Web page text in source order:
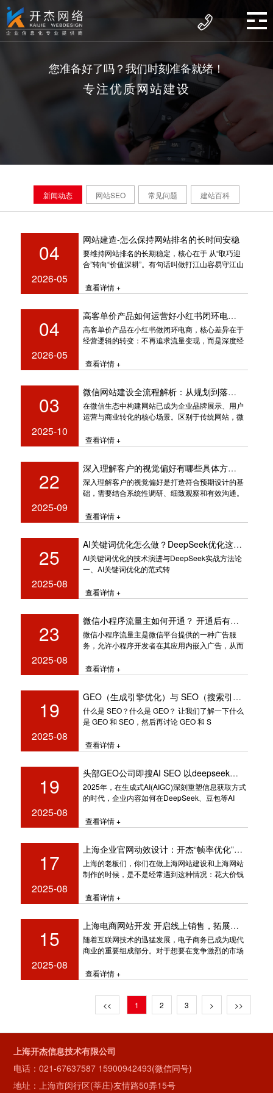
您准备好了吗？我们时刻准备就绪！
专注优质网站建设
新闻动态 网站SEO 常见问题 建站百科
04
2026-05
网站建造-怎么保持网站排名的长时间安稳
要维持网站排名的长期稳定，核心在于 从“取巧迎
合”转向“价值深耕”。有句话叫做打江山容易守江山
查看详情 +
04
2026-05
高客单价产品如何运营好小红书闭环电商？
高客单价产品在小红书做闭环电商，核心差异在于
经营逻辑的转变：不再追求流量变现，而是深度经
查看详情 +
03
2025-10
微信网站建设全流程解析：从规划到落地的系统指南
在微信生态中构建网站已成为企业品牌展示、用户
运营与商业转化的核心场景。区别于传统网站，微
查看详情 +
22
2025-09
深入理解客户的视觉偏好有哪些具体方法？
深入理解客户的视觉偏好是打造符合预期设计的基
础，需要结合系统性调研、细致观察和有效沟通。
查看详情 +
25
2025-08
AI关键词优化怎么做？DeepSeek优化这几个方法超有效
AI关键词优化的技术演进与DeepSeek实战方法论
一、AI关键词优化的范式转
查看详情 +
23
2025-08
微信小程序流量主如何开通？ 开通后有啥好处
微信小程序流量主是微信平台提供的一种广告服
务，允许小程序开发者在其应用内嵌入广告，从而
查看详情 +
19
2025-08
GEO（生成引擎优化）与 SEO（搜索引擎优化）
什么是 SEO？什么是 GEO？ 让我们了解一下什么
是 GEO 和 SEO，然后再讨论 GEO 和 S
查看详情 +
19
2025-08
头部GEO公司即搜AI SEO 以deepseek优化技术助力企业决胜百度AI搜索
2025年，在生成式AI(AIGC)深刻重塑信息获取方式
的时代，企业内容如何在DeepSeek、豆包等AI
查看详情 +
17
2025-08
上海企业官网动效设计：开杰“帧率优化”实战手记
上海的老板们，你们在做上海网站建设和上海网站
制作的时候，是不是经常遇到这种情况：花大价钱
查看详情 +
15
2025-08
上海电商网站开发 开启线上销售，拓展市场份额
随着互联网技术的迅猛发展，电子商务已成为现代
商业的重要组成部分。对于想要在竞争激烈的市场
查看详情 +
<< 1 2 3 > >>
上海开杰信息技术有限公司
电话：021-67637587 15900942493(微信同号)
地址：上海市闵行区(莘庄)友情路50弄15号